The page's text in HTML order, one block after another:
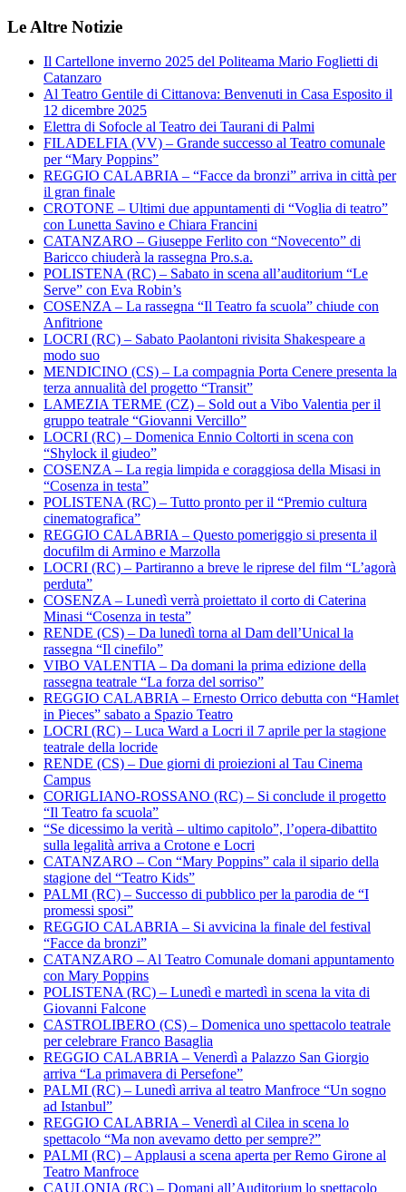
Le Altre Notizie
Il Cartellone inverno 2025 del Politeama Mario Foglietti di
Catanzaro
Al Teatro Gentile di Cittanova: Benvenuti in Casa Esposito il
12 dicembre 2025
Elettra di Sofocle al Teatro dei Taurani di Palmi
FILADELFIA (VV) – Grande successo al Teatro comunale
per “Mary Poppins”
REGGIO CALABRIA – “Facce da bronzi” arriva in città per
il gran finale
CROTONE – Ultimi due appuntamenti di “Voglia di teatro”
con Lunetta Savino e Chiara Francini
CATANZARO – Giuseppe Ferlito con “Novecento” di
Baricco chiuderà la rassegna Pro.s.a.
POLISTENA (RC) – Sabato in scena all’auditorium “Le
Serve” con Eva Robin’s
COSENZA – La rassegna “Il Teatro fa scuola” chiude con
Anfitrione
LOCRI (RC) – Sabato Paolantoni rivisita Shakespeare a
modo suo
MENDICINO (CS) – La compagnia Porta Cenere presenta la
terza annualità del progetto “Transit”
LAMEZIA TERME (CZ) – Sold out a Vibo Valentia per il
gruppo teatrale “Giovanni Vercillo”
LOCRI (RC) – Domenica Ennio Coltorti in scena con
“Shylock il giudeo”
COSENZA – La regia limpida e coraggiosa della Misasi in
“Cosenza in testa”
POLISTENA (RC) – Tutto pronto per il “Premio cultura
cinematografica”
REGGIO CALABRIA – Questo pomeriggio si presenta il
docufilm di Armino e Marzolla
LOCRI (RC) – Partiranno a breve le riprese del film “L’agorà
perduta”
COSENZA – Lunedì verrà proiettato il corto di Caterina
Minasi “Cosenza in testa”
RENDE (CS) – Da lunedì torna al Dam dell’Unical la
rassegna “Il cinefilo”
VIBO VALENTIA – Da domani la prima edizione della
rassegna teatrale “La forza del sorriso”
REGGIO CALABRIA – Ernesto Orrico debutta con “Hamlet
in Pieces” sabato a Spazio Teatro
LOCRI (RC) – Luca Ward a Locri il 7 aprile per la stagione
teatrale della locride
RENDE (CS) – Due giorni di proiezioni al Tau Cinema
Campus
CORIGLIANO-ROSSANO (RC) – Si conclude il progetto
“Il Teatro fa scuola”
“Se dicessimo la verità – ultimo capitolo”, l’opera-dibattito
sulla legalità arriva a Crotone e Locri
CATANZARO – Con “Mary Poppins” cala il sipario della
stagione del “Teatro Kids”
PALMI (RC) – Successo di pubblico per la parodia de “I
promessi sposi”
REGGIO CALABRIA – Si avvicina la finale del festival
“Facce da bronzi”
CATANZARO – Al Teatro Comunale domani appuntamento
con Mary Poppins
POLISTENA (RC) – Lunedì e martedì in scena la vita di
Giovanni Falcone
CASTROLIBERO (CS) – Domenica uno spettacolo teatrale
per celebrare Franco Basaglia
REGGIO CALABRIA – Venerdì a Palazzo San Giorgio
arriva “La primavera di Persefone”
PALMI (RC) – Lunedì arriva al teatro Manfroce “Un sogno
ad Istanbul”
REGGIO CALABRIA – Venerdì al Cilea in scena lo
spettacolo “Ma non avevamo detto per sempre?”
PALMI (RC) – Applausi a scena aperta per Remo Girone al
Teatro Manfroce
CAULONIA (RC) – Domani all’Auditorium lo spettacolo